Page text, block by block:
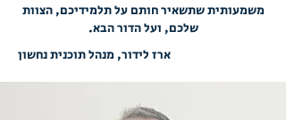
משמעותית שתשאיר חותם על תלמידיכם, הצוות
שלכם, ועל הדור הבא.
ארז לידור, מנהל תוכנית נחשון